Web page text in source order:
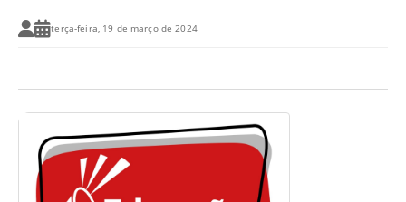
terça-feira, 19 de março de 2024